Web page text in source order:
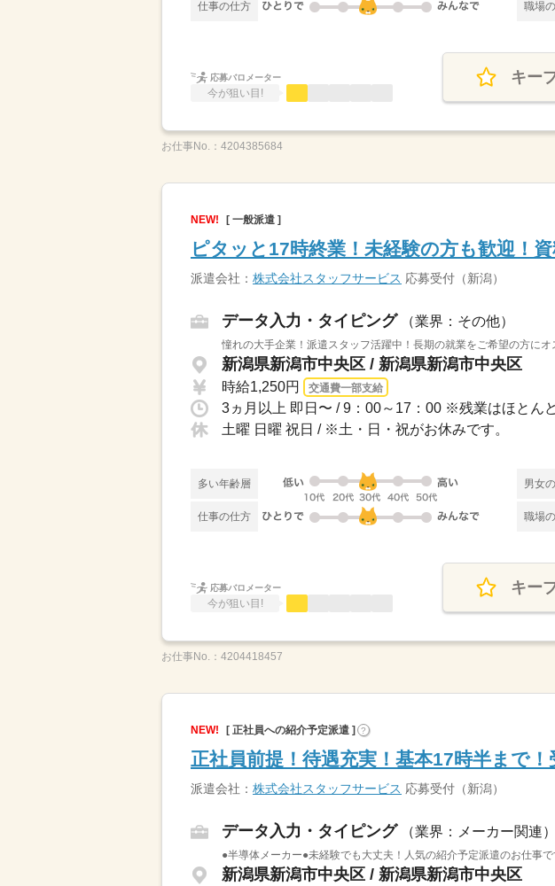
仕事の仕方 職場
応募バロメーター
今が狙い目!
キー
お仕事No.： 4204385684
NEW! [ 一般派遣 ]
ピタッと17時終業！未経験の方も歓迎！資
派遣会社： 株式会社スタッフサービス 応募受付（新潟）
データ入力・タイピング （業界：その他）
憧れの大手企業！派遣スタッフ活躍中！長期の就業をご希望の方
新潟県新潟市中央区 / 新潟県新潟市中央区
時給1,250円 交通費一部支給
土曜 日曜 祝日 / ※土・日・祝がお休みです。
多い年齢層 男女
仕事の仕方 職場
応募バロメーター
今が狙い目!
キー
お仕事No.： 4204418457
NEW! [ 正社員への紹介予定派遣 ] ?
正社員前提！待遇充実！基本17時半まで！
派遣会社： 株式会社スタッフサービス 応募受付（新潟）
データ入力・タイピング （業界：メーカー関連）
●半導体メーカー●未経験でも大丈夫！人気の紹介予定派遣のお仕
新潟県新潟市中央区 / 新潟県新潟市中央区